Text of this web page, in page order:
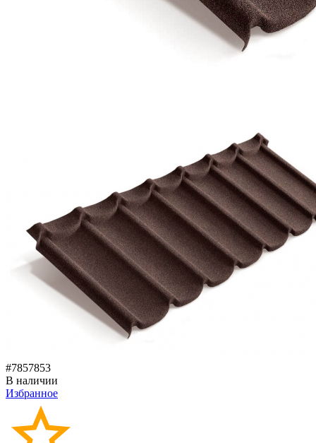
#7857853
В наличии
Избранное